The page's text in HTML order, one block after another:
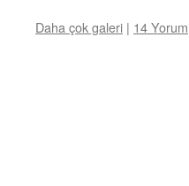
Daha çok galeri | 14 Yorum